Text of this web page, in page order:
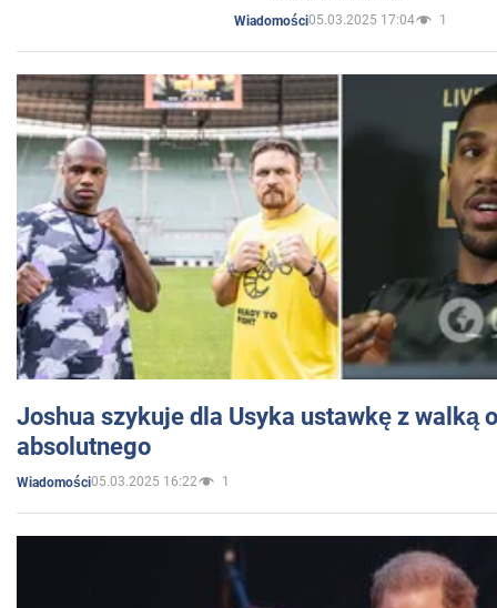
Wiadomości05.03.2025 17:04 1
Joshua szykuje dla Usyka ustawkę z walką
absolutnego
Wiadomości05.03.2025 16:22 1